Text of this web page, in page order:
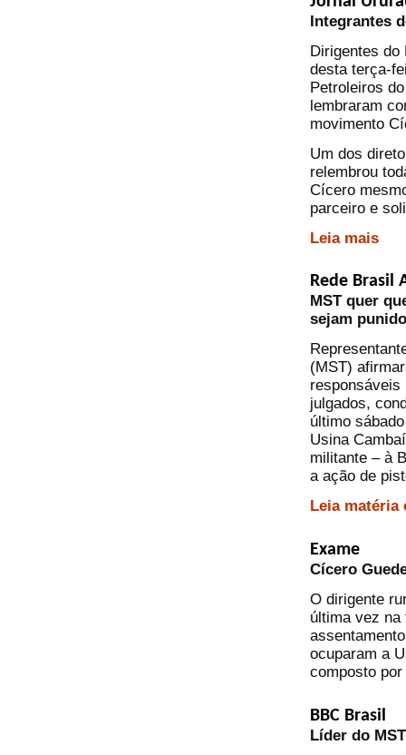
Integrantes
Dirigentes do
desta terça-
Petroleiros
lembraram
movimento
Um dos
relembrou
Cícero
parceiro e
Leia mais
Rede Brasil
MST quer
sejam
(MST)
responsáveis
julgados,
último
Usina
militante – à
a ação de
Leia matéria
Exame
Cícero
O dirigente
última vez na
ocuparam a
composto
BBC Brasil
Líder do